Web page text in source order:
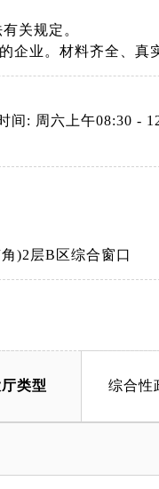
关规定。
业。材料齐全、真
间: 周六上午08:30 -
)2层B区综合窗口
类型 综合性